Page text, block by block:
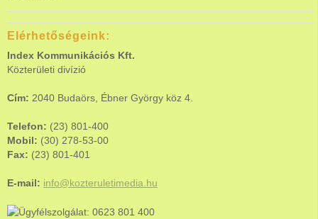
Elérhetőségeink:
Index Kommunikációs Kft.
Közterületi divízió
Cím: 2040 Budaörs, Ébner György köz 4.
Telefon: (23) 801-400
Mobil: (30) 278-53-00
Fax: (23) 801-401
E-mail: info@kozteruletimedia.hu